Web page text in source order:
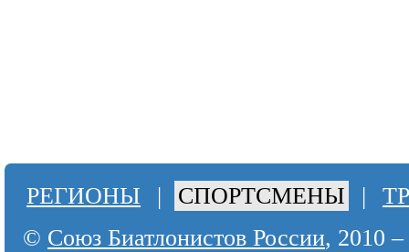
РЕГИОНЫ | СПОРТСМЕНЫ |
© Союз Биатлонистов России, 2010